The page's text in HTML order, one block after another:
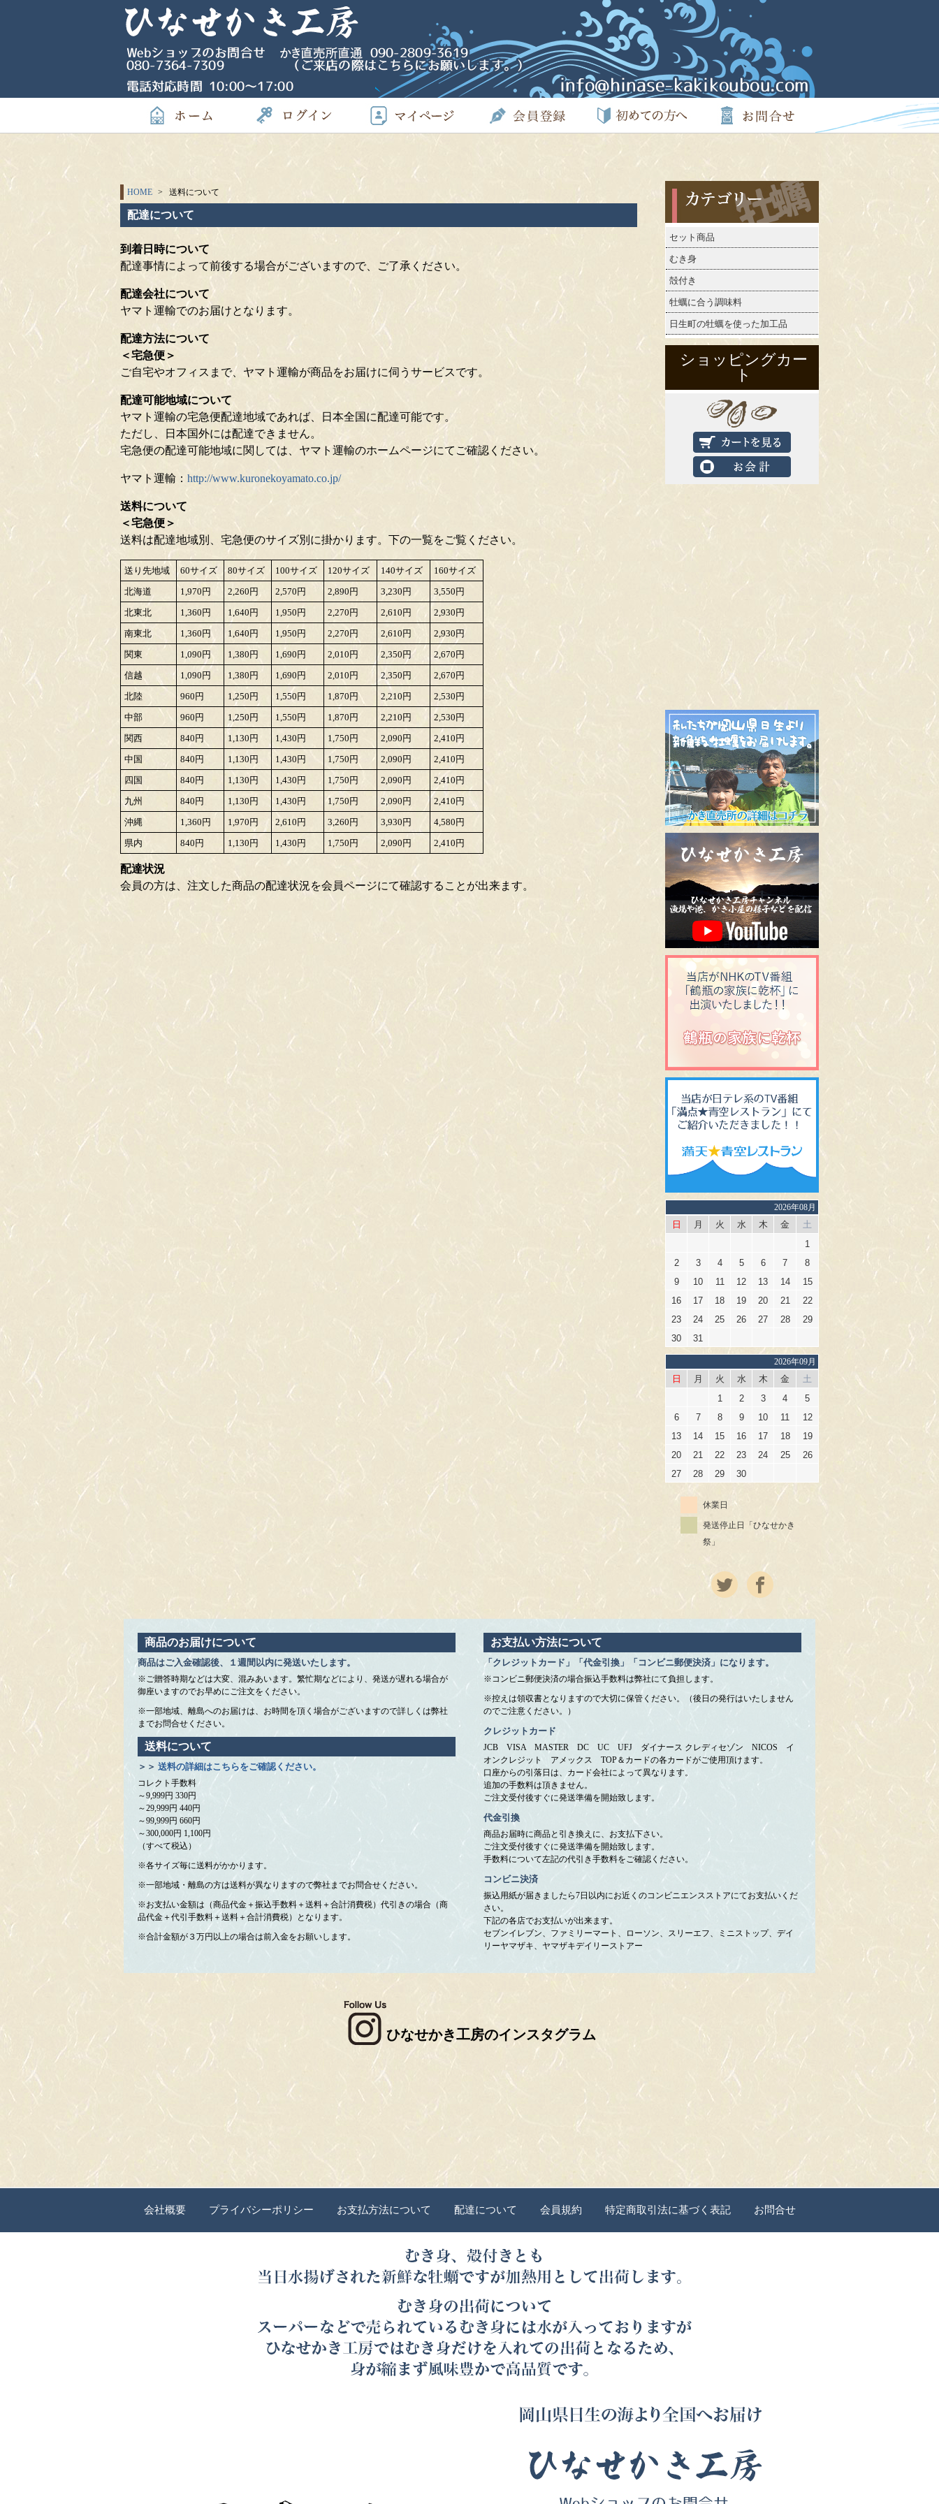
HOME 送料について
配達について
到着日時について
配達事情によって前後する場合がございますので、ご了承ください。
配達会社について
ヤマト運輸でのお届けとなります。
配達方法について
＜宅急便＞
ご自宅やオフィスまで、ヤマト運輸が商品をお届けに伺うサービスです。
配達可能地域について
ヤマト運輸の宅急便配達地域であれば、日本全国に配達可能です。
ただし、日本国外には配達できません。
宅急便の配達可能地域に関しては、ヤマト運輸のホームページにてご確認ください。
ヤマト運輸： http://www.kuronekoyamato.co.jp/
送料について
＜宅急便＞
送料は配達地域別、宅急便のサイズ別に掛かります。下の一覧をご覧ください。
送り先地域 60サイズ 80サイズ 100サイズ 120サイズ 140サイズ
160サイズ
北海道
1,970円 2,260円 2,570円 2,890円 3,230円
3,550円
北東北
1,360円 1,640円 1,950円 2,270円 2,610円
2,930円
南東北
1,360円 1,640円 1,950円 2,270円 2,610円
2,930円
関東
1,090円 1,380円 1,690円 2,010円 2,350円
2,670円
信越
1,090円 1,380円 1,690円 2,010円 2,350円
2,670円
北陸
960円 1,250円 1,550円 1,870円 2,210円
2,530円
中部
960円 1,250円 1,550円 1,870円 2,210円
2,530円
関西
840円 1,130円 1,430円 1,750円 2,090円
2,410円
中国
840円 1,130円 1,430円 1,750円 2,090円
2,410円
四国
840円 1,130円 1,430円 1,750円 2,090円
2,410円
九州
840円 1,130円 1,430円 1,750円 2,090円
2,410円
沖縄
1,360円 1,970円 2,610円 3,260円 3,930円
4,580円
県内
840円 1,130円 1,430円 1,750円 2,090円 2,410円
配達状況
会員の方は、注文した商品の配達状況を会員ページにて確認することが出来ます。
カテゴリー
セット商品
むき身
殻付き
牡蠣に合う調味料
日生町の牡蠣を使った加工品
ショッピングカー
ト
2026年08月
日 月 火 水 木 金
土
1
2
3 4 5 6 7
8
9
10 11 12 13 14
15
16
17 18 19 20 21
22
23
24 25 26 27 28
29
30
31
2026年09月
日 月 火 水 木 金
土
1
2 3 4
5
6
7 8 9 10 11
12
13
14 15 16 17 18
19
20
21 22 23 24 25
26
27
28 29 30
休業日
発送停止日「ひなせかき
祭」
商品のお届けについて
商品はご入金確認後、１週間以内に発送いたします。
※ご贈答時期などは大変、混みあいます。繁忙期などにより、発送が遅れる場合が
御座いますのでお早めにご注文をください。
※一部地域、離島へのお届けは、お時間を頂く場合がございますので詳しくは弊社
までお問合せください。
送料について
＞＞ 送料の詳細はこちらをご確認ください。
コレクト手数料
～9,999円 330円
～29,999円 440円
～99,999円 660円
～300,000円 1,100円
（すべて税込）
※各サイズ毎に送料がかかります。
※一部地域・離島の方は送料が異なりますので弊社までお問合せください。
※お支払い金額は（商品代金＋振込手数料＋送料＋合計消費税）代引きの場合（商
品代金＋代引手数料＋送料＋合計消費税）となります。
※合計金額が３万円以上の場合は前入金をお願いします。
お支払い方法について
「クレジットカード」「代金引換」「コンビニ郵便決済」になります。
※コンビニ郵便決済の場合振込手数料は弊社にて負担します。
※控えは領収書となりますので大切に保管ください。（後日の発行はいたしません
のでご注意ください。）
クレジットカード
JCB VISA MASTER DC UC UFJ ダイナース クレディセゾン NICOS イ
オンクレジット アメックス TOP＆カードの各カードがご使用頂けます。
口座からの引落日は、カード会社によって異なります。
追加の手数料は頂きません。
ご注文受付後すぐに発送準備を開始致します。
代金引換
商品お届時に商品と引き換えに、お支払下さい。
ご注文受付後すぐに発送準備を開始致します。
手数料について左記の代引き手数料をご確認ください。
コンビニ決済
振込用紙が届きましたら7日以内にお近くのコンビニエンスストアにてお支払いくだ
さい。
下記の各店でお支払いが出来ます。
セブンイレブン、ファミリーマート、ローソン、スリーエフ、ミニストップ、デイ
リーヤマザキ、ヤマザキデイリーストアー
ひなせかき工房のインスタグラム
会社概要 プライバシーポリシー お支払方法について 配達について 会員規約 特定商取引法に基づく表記 お問合せ